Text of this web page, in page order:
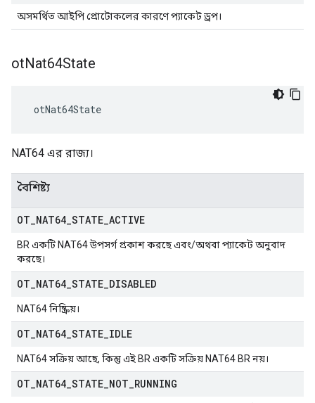
অসমর্থিত আইপি প্রোটোকলের কারণে প্যাকেট ড্রপ।
otNat64State
otNat64State
NAT64 এর রাজ্য।
বৈশিষ্ট্য
OT NAT64 STATE ACTIVE
BR একটি NAT64 উপসর্গ প্রকাশ করছে এবং/অথবা প্যাকেট অনুবাদ
করছে।
OT NAT64 STATE DISABLED
NAT64 নিষ্ক্রিয়।
OT NAT64 STATE IDLE
NAT64 সক্রিয় আছে, কিন্তু এই BR একটি সক্রিয় NAT64 BR নয়।
OT NAT64 STATE NOT RUNNING